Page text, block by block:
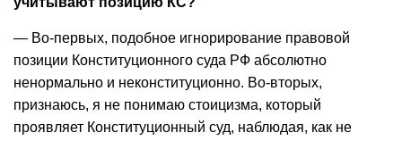
— Во-первых, подобное игнорирование правовой
позиции Конституционного суда РФ абсолютно
ненормально и неконституционно. Во-вторых,
признаюсь, я не понимаю стоицизма, который
проявляет Конституционный суд, наблюдая, как не